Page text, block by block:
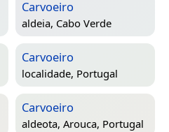
Carvoeiro
aldeia, Cabo Verde
Carvoeiro
localidade, Portugal
Carvoeiro
aldeota, Arouca, Portugal